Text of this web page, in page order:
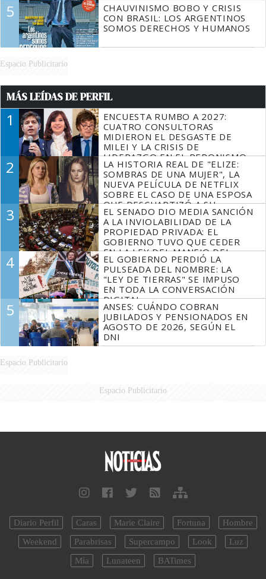
5
CHAUVINISMO BOBO Y CRISIS
CON BRASIL: LOS ARGENTINOS
SOMOS DERECHOS Y HUMANOS
Espacio Publicitario
MÁS LEÍDAS DE PERFIL
1
ENCUESTA RUMBO A 2027:
CUATRO CONSULTORAS
MIDIERON EL DESGASTE DE
MILEI Y LA CRISIS DE
LIDERAZGO EN EL PERONISMO
2
LA HISTORIA REAL DE "ELIZE:
SOMBRAS DE UNA MUJER", LA
NUEVA PELÍCULA DE NETFLIX
SOBRE EL CASO DE UNA ESPOSA
QUE DESCUARTIZÓ A SU
MARIDO
3
EL SENADO DIO MEDIA SANCIÓN
A LA INVIOLABILIDAD DE LA
PROPIEDAD PRIVADA: EL
GOBIERNO TUVO QUE CEDER
EN LA LEY DEL MANEJO DEL
FUEGO
4
EL GOBIERNO PERDIÓ LA
PULSEADA DEL NOMBRE: LA
"LEY DE TIERRAS" SE IMPUSO
EN TODA LA CONVERSACIÓN
DIGITAL
5
ANSES: CUÁNDO COBRAN
JUBILADOS Y PENSIONADOS EN
AGOSTO DE 2026, SEGÚN EL
DNI
Espacio Publicitario
Espacio Publicitario
Diario Perfil Caras Marie Claire Fortuna
Hombre
Weekend
Parabrisas Supercampo Look
Luz
Mía
Lunateen BATimes